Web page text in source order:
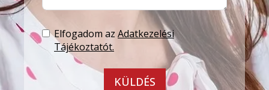
Elfogadom az Adatkezelési
Tájékoztatót.
KÜLDÉS